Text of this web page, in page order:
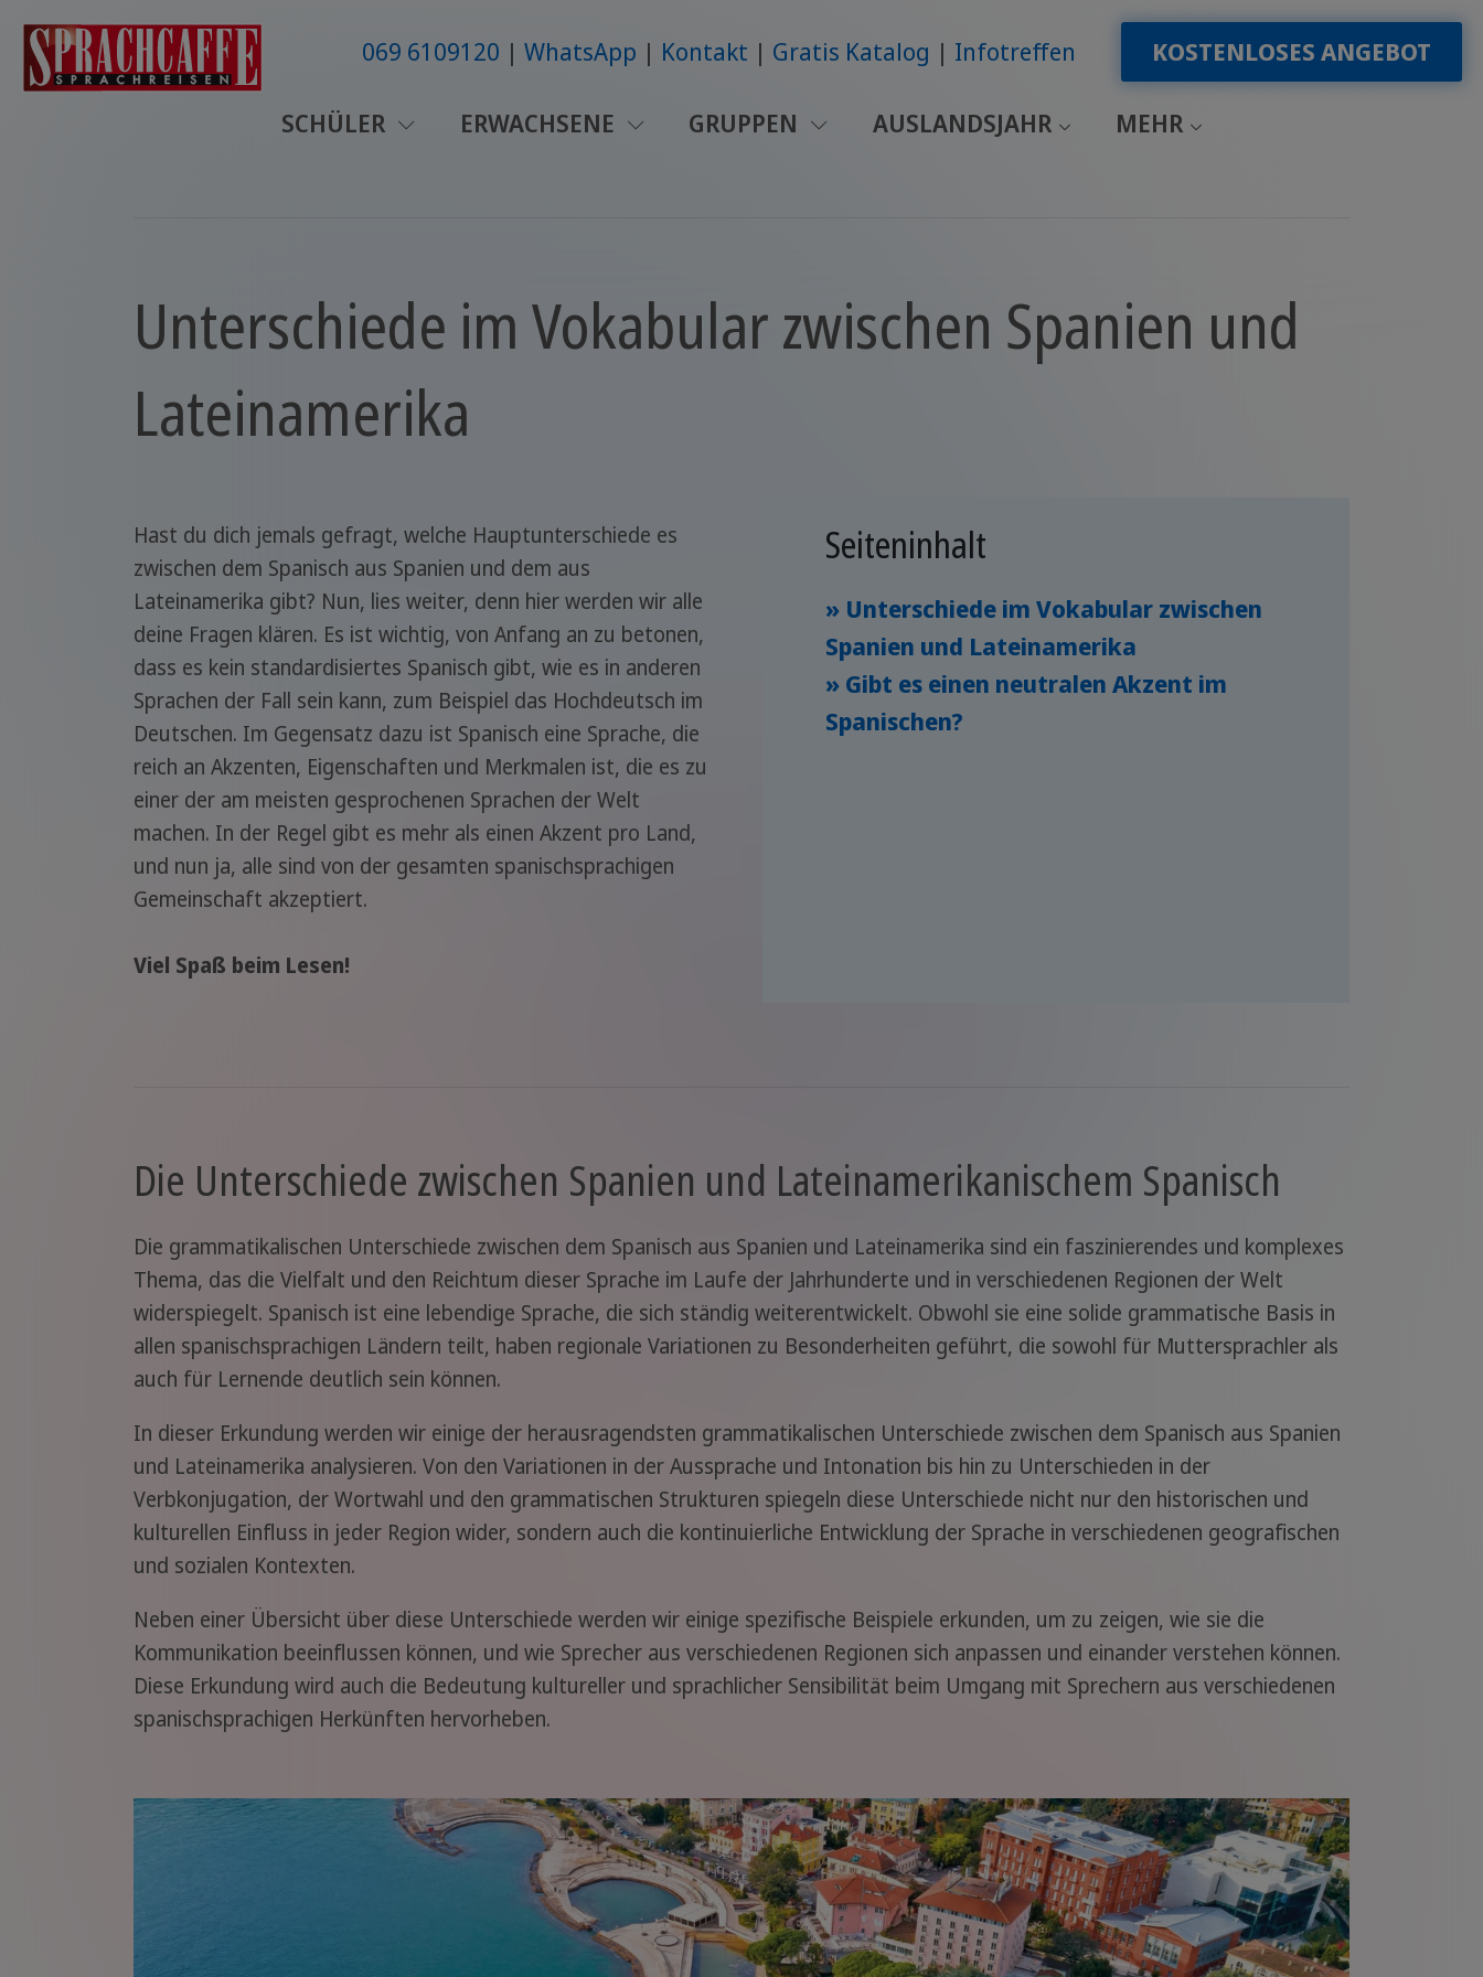
069 6109120 WhatsApp Kontakt Gratis Katalog Infotreffen KOSTENLOSES ANGEBOT
SCHÜLER ERWACHSENE GRUPPEN AUSLANDSJAHR MEHR
Unterschiede im Vokabular zwischen Spanien und
Lateinamerika
Hast du dich jemals gefragt, welche Hauptunterschiede es
zwischen dem Spanisch aus Spanien und dem aus
Lateinamerika gibt? Nun, lies weiter, denn hier werden wir alle
deine Fragen klären. Es ist wichtig, von Anfang an zu betonen,
dass es kein standardisiertes Spanisch gibt, wie es in anderen
Sprachen der Fall sein kann, zum Beispiel das Hochdeutsch im
Deutschen. Im Gegensatz dazu ist Spanisch eine Sprache, die
reich an Akzenten, Eigenschaften und Merkmalen ist, die es zu
einer der am meisten gesprochenen Sprachen der Welt
machen. In der Regel gibt es mehr als einen Akzent pro Land,
und nun ja, alle sind von der gesamten spanischsprachigen
Gemeinschaft akzeptiert.
Viel Spaß beim Lesen!
Seiteninhalt
» Unterschiede im Vokabular zwischen
Spanien und Lateinamerika
» Gibt es einen neutralen Akzent im
Spanischen?
Die Unterschiede zwischen Spanien und Lateinamerikanischem Spanisch
Die grammatikalischen Unterschiede zwischen dem Spanisch aus Spanien und Lateinamerika sind ein faszinierendes und komplexes
Thema, das die Vielfalt und den Reichtum dieser Sprache im Laufe der Jahrhunderte und in verschiedenen Regionen der Welt
widerspiegelt. Spanisch ist eine lebendige Sprache, die sich ständig weiterentwickelt. Obwohl sie eine solide grammatische Basis in
allen spanischsprachigen Ländern teilt, haben regionale Variationen zu Besonderheiten geführt, die sowohl für Muttersprachler als
auch für Lernende deutlich sein können.
In dieser Erkundung werden wir einige der herausragendsten grammatikalischen Unterschiede zwischen dem Spanisch aus Spanien
und Lateinamerika analysieren. Von den Variationen in der Aussprache und Intonation bis hin zu Unterschieden in der
Verbkonjugation, der Wortwahl und den grammatischen Strukturen spiegeln diese Unterschiede nicht nur den historischen und
kulturellen Einfluss in jeder Region wider, sondern auch die kontinuierliche Entwicklung der Sprache in verschiedenen geografischen
und sozialen Kontexten.
Neben einer Übersicht über diese Unterschiede werden wir einige spezifische Beispiele erkunden, um zu zeigen, wie sie die
Kommunikation beeinflussen können, und wie Sprecher aus verschiedenen Regionen sich anpassen und einander verstehen können.
Diese Erkundung wird auch die Bedeutung kultureller und sprachlicher Sensibilität beim Umgang mit Sprechern aus verschiedenen
spanischsprachigen Herkünften hervorheben.